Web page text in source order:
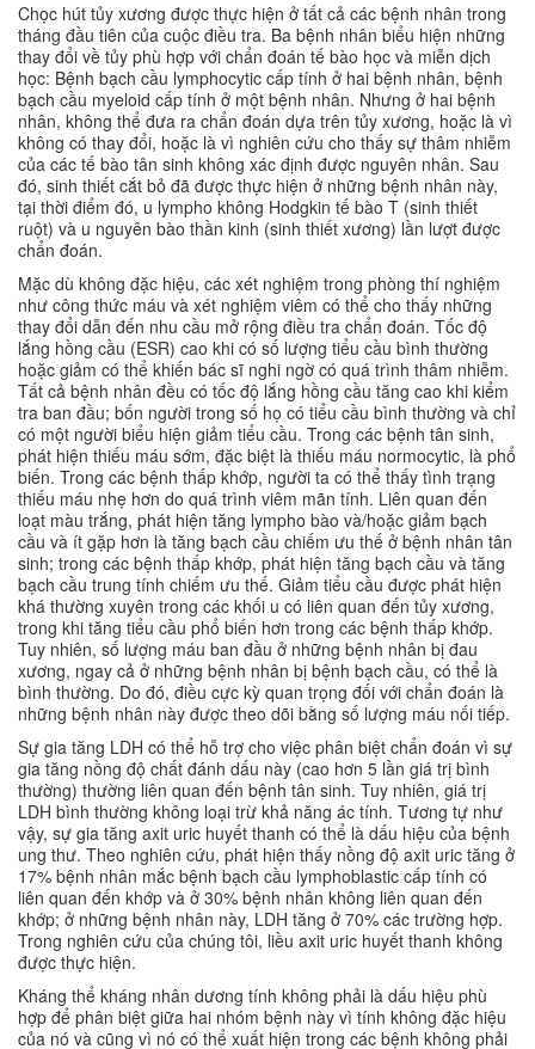
Chọc hút tủy xương được thực hiện ở tất cả các bệnh nhân trong
tháng đầu tiên của cuộc điều tra. Ba bệnh nhân biểu hiện những
thay đổi về tủy phù hợp với chẩn đoán tế bào học và miễn dịch
học: Bệnh bạch cầu lymphocytic cấp tính ở hai bệnh nhân, bệnh
bạch cầu myeloid cấp tính ở một bệnh nhân. Nhưng ở hai bệnh
nhân, không thể đưa ra chẩn đoán dựa trên tủy xương, hoặc là vì
không có thay đổi, hoặc là vì nghiên cứu cho thấy sự thâm nhiễm
của các tế bào tân sinh không xác định được nguyên nhân. Sau
đó, sinh thiết cắt bỏ đã được thực hiện ở những bệnh nhân này,
tại thời điểm đó, u lympho không Hodgkin tế bào T (sinh thiết
ruột) và u nguyên bào thần kinh (sinh thiết xương) lần lượt được
chẩn đoán.
Mặc dù không đặc hiệu, các xét nghiệm trong phòng thí nghiệm
như công thức máu và xét nghiệm viêm có thể cho thấy những
thay đổi dẫn đến nhu cầu mở rộng điều tra chẩn đoán. Tốc độ
lắng hồng cầu (ESR) cao khi có số lượng tiểu cầu bình thường
hoặc giảm có thể khiến bác sĩ nghi ngờ có quá trình thâm nhiễm.
Tất cả bệnh nhân đều có tốc độ lắng hồng cầu tăng cao khi kiểm
tra ban đầu; bốn người trong số họ có tiểu cầu bình thường và chỉ
có một người biểu hiện giảm tiểu cầu. Trong các bệnh tân sinh,
phát hiện thiếu máu sớm, đặc biệt là thiếu máu normocytic, là phổ
biến. Trong các bệnh thấp khớp, người ta có thể thấy tình trạng
thiếu máu nhẹ hơn do quá trình viêm mãn tính. Liên quan đến
loạt màu trắng, phát hiện tăng lympho bào và/hoặc giảm bạch
cầu và ít gặp hơn là tăng bạch cầu chiếm ưu thế ở bệnh nhân tân
sinh; trong các bệnh thấp khớp, phát hiện tăng bạch cầu và tăng
bạch cầu trung tính chiếm ưu thế. Giảm tiểu cầu được phát hiện
khá thường xuyên trong các khối u có liên quan đến tủy xương,
trong khi tăng tiểu cầu phổ biến hơn trong các bệnh thấp khớp.
Tuy nhiên, số lượng máu ban đầu ở những bệnh nhân bị đau
xương, ngay cả ở những bệnh nhân bị bệnh bạch cầu, có thể là
bình thường. Do đó, điều cực kỳ quan trọng đối với chẩn đoán là
những bệnh nhân này được theo dõi bằng số lượng máu nối tiếp.
Sự gia tăng LDH có thể hỗ trợ cho việc phân biệt chẩn đoán vì sự
gia tăng nồng độ chất đánh dấu này (cao hơn 5 lần giá trị bình
thường) thường liên quan đến bệnh tân sinh. Tuy nhiên, giá trị
LDH bình thường không loại trừ khả năng ác tính. Tương tự như
vậy, sự gia tăng axit uric huyết thanh có thể là dấu hiệu của bệnh
ung thư. Theo nghiên cứu, phát hiện thấy nồng độ axit uric tăng ở
17% bệnh nhân mắc bệnh bạch cầu lymphoblastic cấp tính có
liên quan đến khớp và ở 30% bệnh nhân không liên quan đến
khớp; ở những bệnh nhân này, LDH tăng ở 70% các trường hợp.
Trong nghiên cứu của chúng tôi, liều axit uric huyết thanh không
được thực hiện.
Kháng thể kháng nhân dương tính không phải là dấu hiệu phù
hợp để phân biệt giữa hai nhóm bệnh này vì tính không đặc hiệu
của nó và cũng vì nó có thể xuất hiện trong các bệnh không phải